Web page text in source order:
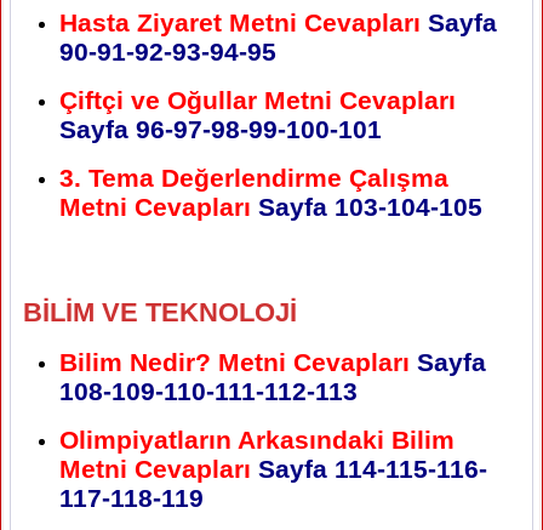
Hasta Ziyaret Metni Cevapları Sayfa
90-91-92-93-94-95
Çiftçi ve Oğullar Metni Cevapları
Sayfa 96-97-98-99-100-101
3. Tema Değerlendirme Çalışma
Metni Cevapları Sayfa 103-104-105
BİLİM VE TEKNOLOJİ
Bilim Nedir? Metni Cevapları Sayfa
108-109-110-111-112-113
Olimpiyatların Arkasındaki Bilim
Metni Cevapları Sayfa 114-115-116-
117-118-119